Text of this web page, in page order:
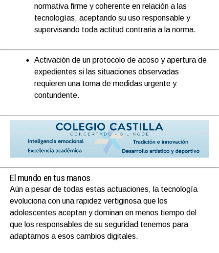
normativa firme y coherente en relación a las
tecnologías, aceptando su uso responsable y
supervisando toda actitud contraria a la norma.
Activación de un protocolo de acoso y apertura de
expedientes si las situaciones observadas
requieren una toma de medidas urgente y
contundente.
El mundo en tus manos
Aún a pesar de todas estas actuaciones, la tecnología
evoluciona con una rapidez vertiginosa que los
adolescentes aceptan y dominan en menos tiempo del
que los responsables de su seguridad tenemos para
adaptarnos a esos cambios digitales.